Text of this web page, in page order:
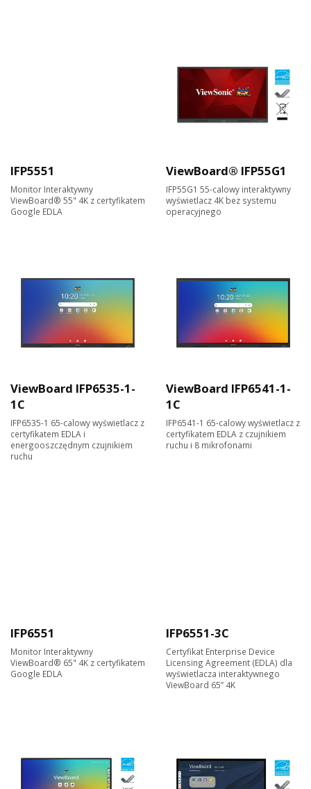
IFP5551
Monitor Interaktywny
ViewBoard® 55" 4K z certyfikatem
Google EDLA
ViewBoard® IFP55G1
IFP55G1 55-calowy interaktywny
wyświetlacz 4K bez systemu
operacyjnego
ViewBoard IFP6535-1-
1C
IFP6535-1 65-calowy wyświetlacz z
certyfikatem EDLA i
energooszczędnym czujnikiem
ruchu
ViewBoard IFP6541-1-
1C
IFP6541-1 65-calowy wyświetlacz z
certyfikatem EDLA z czujnikiem
ruchu i 8 mikrofonami
IFP6551
Monitor Interaktywny
ViewBoard® 65" 4K z certyfikatem
Google EDLA
IFP6551-3C
Certyfikat Enterprise Device
Licensing Agreement (EDLA) dla
wyświetlacza interaktywnego
ViewBoard 65” 4K